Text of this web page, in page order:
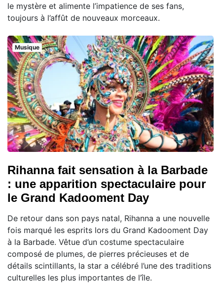
le mystère et alimente l’impatience de ses fans,
toujours à l’affût de nouveaux morceaux.
Musique
Rihanna fait sensation à la Barbade
: une apparition spectaculaire pour
le Grand Kadooment Day
De retour dans son pays natal, Rihanna a une nouvelle
fois marqué les esprits lors du Grand Kadooment Day
à la Barbade. Vêtue d’un costume spectaculaire
composé de plumes, de pierres précieuses et de
détails scintillants, la star a célébré l’une des traditions
culturelles les plus importantes de l’île.